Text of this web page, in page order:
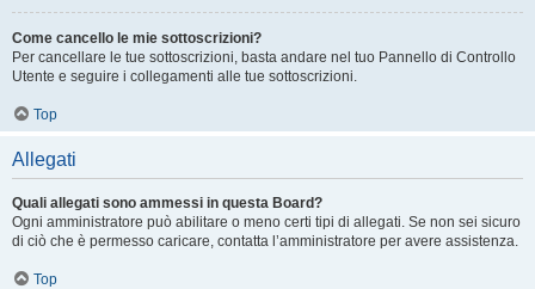
Come cancello le mie sottoscrizioni?
Per cancellare le tue sottoscrizioni, basta andare nel tuo Pannello di Controllo
Utente e seguire i collegamenti alle tue sottoscrizioni.
Top
Allegati
Quali allegati sono ammessi in questa Board?
Ogni amministratore può abilitare o meno certi tipi di allegati. Se non sei sicuro
di ciò che è permesso caricare, contatta l’amministratore per avere assistenza.
Top